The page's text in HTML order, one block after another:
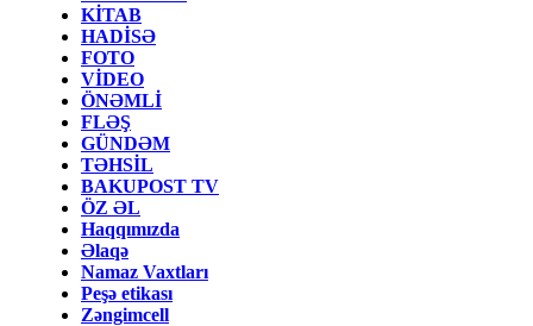
KİTAB
HADİSƏ
FOTO
VİDEO
ÖNƏMLİ
FLƏŞ
GÜNDƏM
TƏHSİL
BAKUPOST TV
ÖZ ƏL
Haqqımızda
Əlaqə
Namaz Vaxtları
Peşə etikası
Zəngimcell